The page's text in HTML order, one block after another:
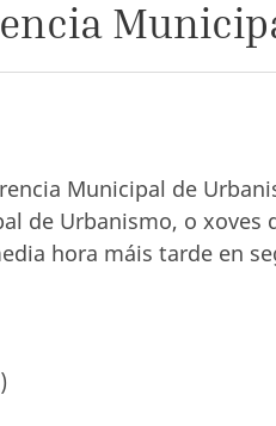
Municipal de
de Urbanismo, o xoves
hora máis tarde en